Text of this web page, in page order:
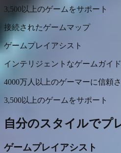
3,500以上のゲームをサポート
接続されたゲームマップ
ゲームプレイアシスト
インテリジェントなゲームガイド
4000万人以上のゲーマーに信頼
3,500以上のゲームをサポート
自分のスタイルでプ
ゲームプレイアシスト